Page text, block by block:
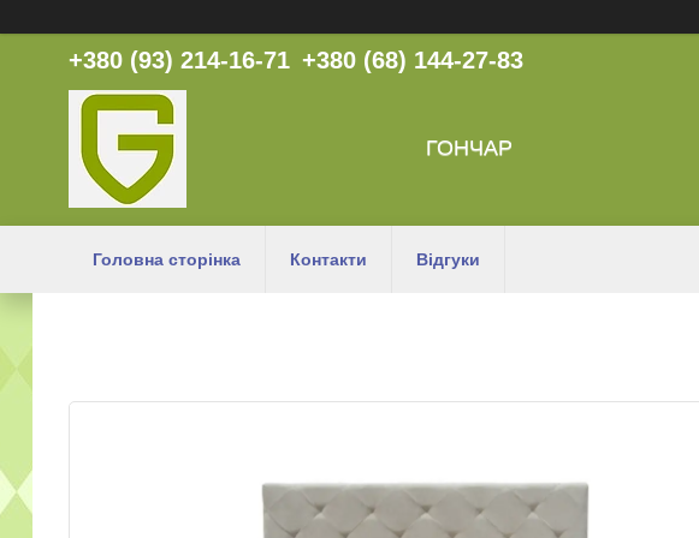
+380 (93) 214-16-71 +380 (68) 144-27-83
ГОНЧАР
Головна сторінка Контакти Відгуки